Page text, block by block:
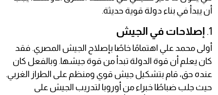
أن يبدأ في بناء دولة قوية حديثة.
1. إصلاحات في الجيش
أولى محمد علي اهتمامًا خاصًا بإصلاح الجيش المصري. فقد
كان يعلم أن قوة الدولة تبدأ من قوة جيشها. وبالفعل كان
عنده حق، قام بتشكيل جيش قوي ومنظم على الطراز الغربي.
حيث جلب ضباطًا خبراء من أوروبا لتدريب الجيش على